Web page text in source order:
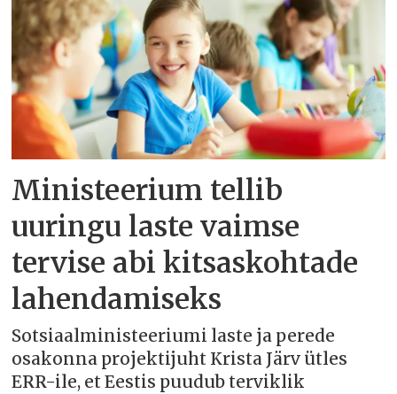
Ministeerium tellib
uuringu laste vaimse
tervise abi kitsaskohtade
lahendamiseks
Sotsiaalministeeriumi laste ja perede
osakonna projektijuht Krista Järv ütles
ERR-ile, et Eestis puudub terviklik